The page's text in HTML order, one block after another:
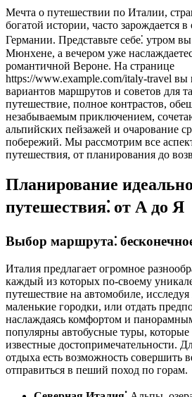
Мечта о путешествии по Италии, стране солнца, пасты и
богатой истории, часто зарождается
Германии. Представьте себе⁚ утром
Мюнхене, а вечером уже
романтичной Вероне. На странице
https://www.example.com/italy-travel вы
вариантов маршрутов и советов для
путешествие, полное контрастов,
незабываемым приключением,
альпийских пейзажей и очарование
побережий. Мы рассмотрим все
путешествия, от планирования до
Планирование
путешествия⁚ от А до Я
Выбор маршрута⁚
Италия предлагает огромное
каждый из которых по-своему
путешествие на автомобиле,
маленькие городки, или отдать
наслаждаясь комфортом и
популярны автобусные туры,
известные достопримечательности.
отдыха есть возможность совершить
отправиться в пеший поход по горам.